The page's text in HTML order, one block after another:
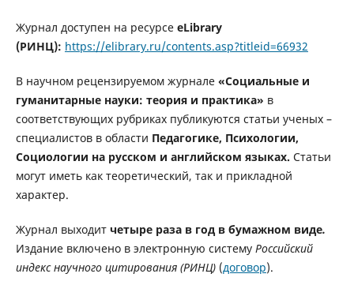
Журнал доступен на ресурсе eLibrary
(РИНЦ): https://elibrary.ru/contents.asp?titleid=66932
В научном рецензируемом журнале «Социальные и
гуманитарные науки: теория и практика» в
соответствующих рубриках публикуются статьи ученых –
специалистов в области Педагогике, Психологии,
Социологии на русском и английском языках. Статьи
могут иметь как теоретический, так и прикладной
характер.
Журнал выходит четыре раза в год в бумажном виде.
Издание включено в электронную систему Российский
индекс научного цитирования (РИНЦ)(договор).